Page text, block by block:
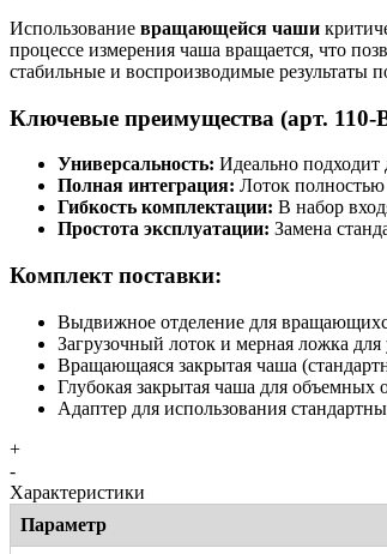
Использование вращающейся чаши
процессе измерения чаша вращается, что
стабильные и воспроизводимые результаты
Ключевые преимущества (арт. 110-
Универсальность: Идеально
Полная интеграция: Лоток полностью
Гибкость комплектации: В набор
Простота эксплуатации: Замена
Комплект поставки:
Выдвижное отделение для
Загрузочный лоток и мерная ложка для
Вращающаяся закрытая чаша
Глубокая закрытая чаша для объемных
Адаптер для использования
+
-
Характеристики
Параметр